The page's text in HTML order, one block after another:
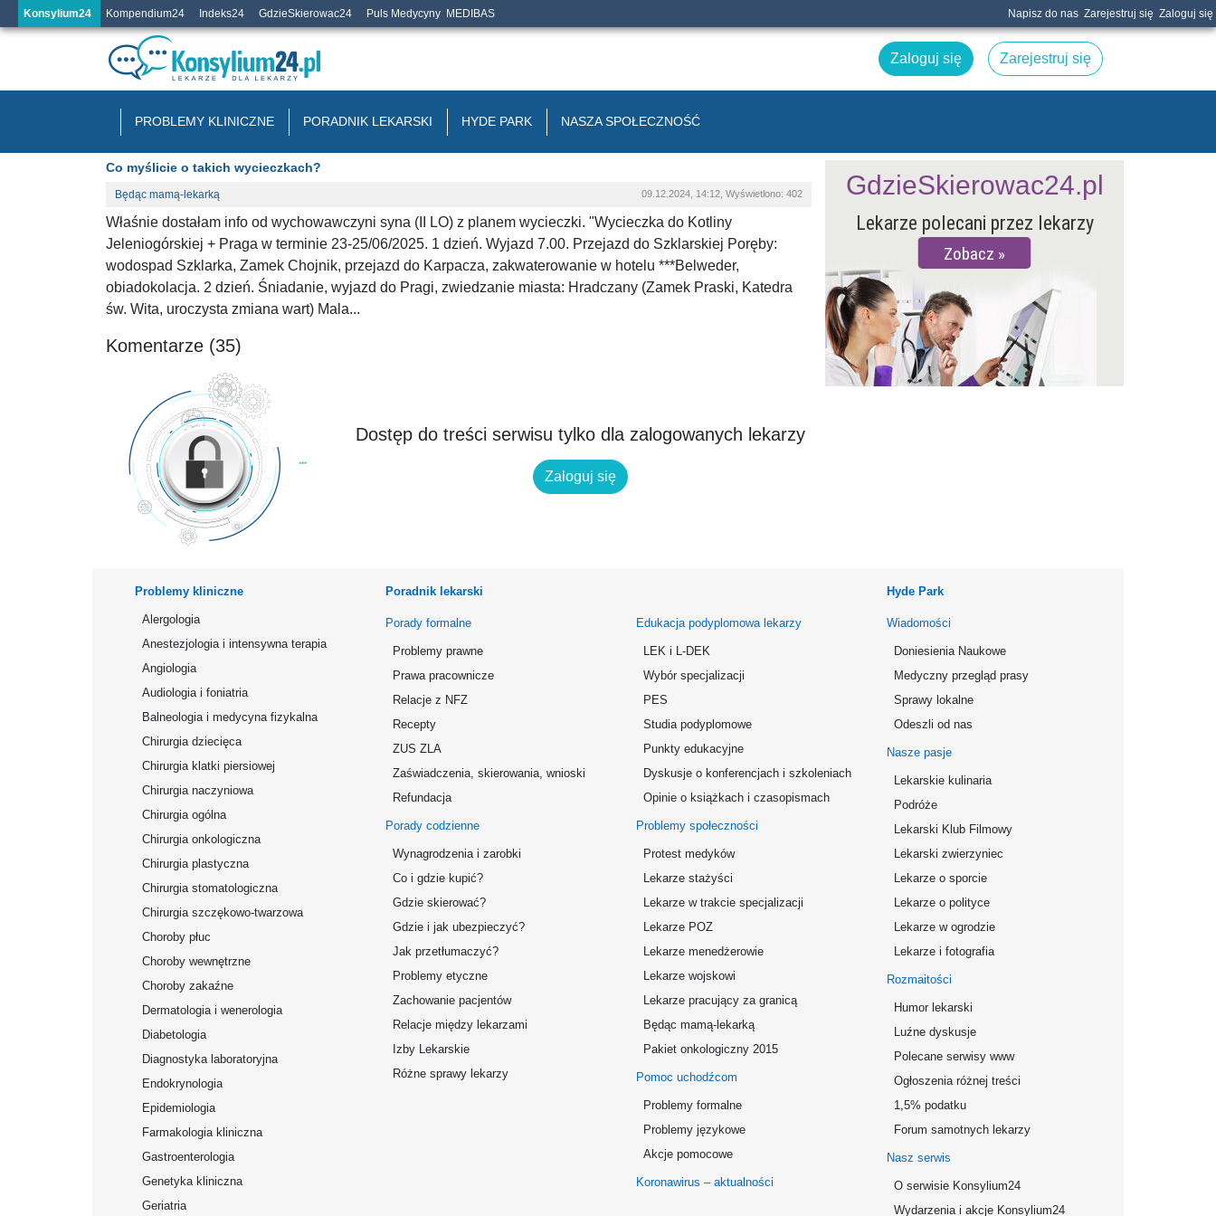
Konsylium24 Kompendium24 Indeks24 GdzieSkierowac24 Puls Medycyny MEDIBAS Napisz do nas Zarejestruj się Zaloguj się
Zaloguj się Zarejestruj się
PROBLEMY KLINICZNE PORADNIK LEKARSKI HYDE PARK NASZA SPOŁECZNOŚĆ
Co myślicie o takich wycieczkach?
Będąc mamą-lekarką 09.12.2024, 14:12, Wyświetlono: 402
Właśnie dostałam info od wychowawczyni syna (II LO) z planem wycieczki. "Wycieczka do Kotliny
Jeleniogórskiej + Praga w terminie 23-25/06/2025. 1 dzień. Wyjazd 7.00. Przejazd do Szklarskiej Poręby:
wodospad Szklarka, Zamek Chojnik, przejazd do Karpacza, zakwaterowanie w hotelu ***Belweder,
obiadokolacja. 2 dzień. Śniadanie, wyjazd do Pragi, zwiedzanie miasta: Hradczany (Zamek Praski, Katedra
św. Wita, uroczysta zmiana wart) Mala...
Komentarze (35)
Dostęp do treści serwisu tylko dla zalogowanych lekarzy
Zaloguj się
Lekarze polecani przez lekarzy
Zobacz
GdzieSkierowac24.pl
Problemy kliniczne
Alergologia
Anestezjologia i intensywna terapia
Angiologia
Audiologia i foniatria
Balneologia i medycyna fizykalna
Chirurgia dziecięca
Chirurgia klatki piersiowej
Chirurgia naczyniowa
Chirurgia ogólna
Chirurgia onkologiczna
Chirurgia plastyczna
Chirurgia stomatologiczna
Chirurgia szczękowo-twarzowa
Choroby płuc
Choroby wewnętrzne
Choroby zakaźne
Dermatologia i wenerologia
Diabetologia
Diagnostyka laboratoryjna
Endokrynologia
Epidemiologia
Farmakologia kliniczna
Gastroenterologia
Genetyka kliniczna
Geriatria
Poradnik lekarski
Porady formalne
Problemy prawne
Prawa pracownicze
Relacje z NFZ
Recepty
ZUS ZLA
Zaświadczenia, skierowania, wnioski
Refundacja
Porady codzienne
Wynagrodzenia i zarobki
Co i gdzie kupić?
Gdzie skierować?
Gdzie i jak ubezpieczyć?
Jak przetłumaczyć?
Problemy etyczne
Zachowanie pacjentów
Relacje między lekarzami
Izby Lekarskie
Różne sprawy lekarzy
Edukacja podyplomowa lekarzy
LEK i L-DEK
Wybór specjalizacji
PES
Studia podyplomowe
Punkty edukacyjne
Dyskusje o konferencjach i szkoleniach
Opinie o książkach i czasopismach
Problemy społeczności
Protest medyków
Lekarze stażyści
Lekarze w trakcie specjalizacji
Lekarze POZ
Lekarze menedżerowie
Lekarze wojskowi
Lekarze pracujący za granicą
Będąc mamą-lekarką
Pakiet onkologiczny 2015
Pomoc uchodźcom
Problemy formalne
Problemy językowe
Akcje pomocowe
Koronawirus – aktualności
Hyde Park
Wiadomości
Doniesienia Naukowe
Medyczny przegląd prasy
Sprawy lokalne
Odeszli od nas
Nasze pasje
Lekarskie kulinaria
Podróże
Lekarski Klub Filmowy
Lekarski zwierzyniec
Lekarze o sporcie
Lekarze o polityce
Lekarze w ogrodzie
Lekarze i fotografia
Rozmaitości
Humor lekarski
Luźne dyskusje
Polecane serwisy www
Ogłoszenia różnej treści
1,5% podatku
Forum samotnych lekarzy
Nasz serwis
O serwisie Konsylium24
Wydarzenia i akcje Konsylium24